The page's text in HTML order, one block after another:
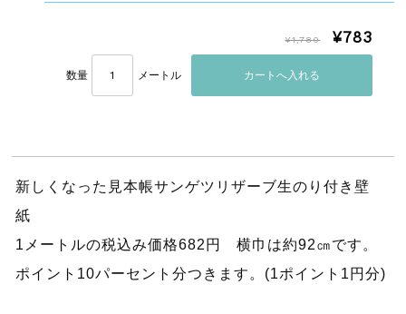
¥1,780 ¥783
数量 メートル
新しくなった見本帳サンゲツリザーブ生のり付き壁
紙
1メートルの税込み価格682円 横巾は約92㎝です。
ポイント10パーセント分つきます。(1ポイント1円分)